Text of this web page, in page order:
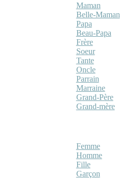
Maman
Belle-Maman
Papa
Beau-Papa
Frère
Soeur
Tante
Oncle
Parrain
Marraine
Grand-Père
Grand-mère
Femme
Homme
Fille
Garçon